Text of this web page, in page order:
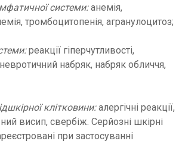
системи:анемія,
тромбоцитопенія, агранулоцитоз;
реакції гіперчутливості,
набряк, набряк обличчя,
клітковини:алергічні реакції,
висип, свербіж. Серйозні шкірні
при застосуванні